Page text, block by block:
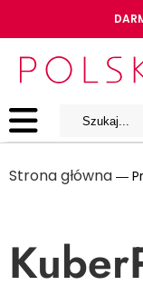
Strona główna ―